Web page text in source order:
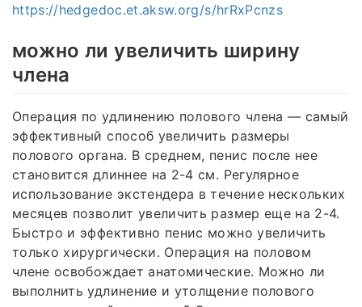
https://hedgedoc.et.aksw.org/s/hrRxPcnzs
можно ли увеличить ширину
члена
Операция по удлинению полового члена — самый
эффективный способ увеличить размеры
полового органа. В среднем, пенис после нее
становится длиннее на 2-4 см. Регулярное
использование экстендера в течение нескольких
месяцев позволит увеличить размер еще на 2-4.
Быстро и эффективно пенис можно увеличить
только хирургически. Операция на половом
члене освобождает анатомические. Можно ли
выполнить удлинение и утолщение полового